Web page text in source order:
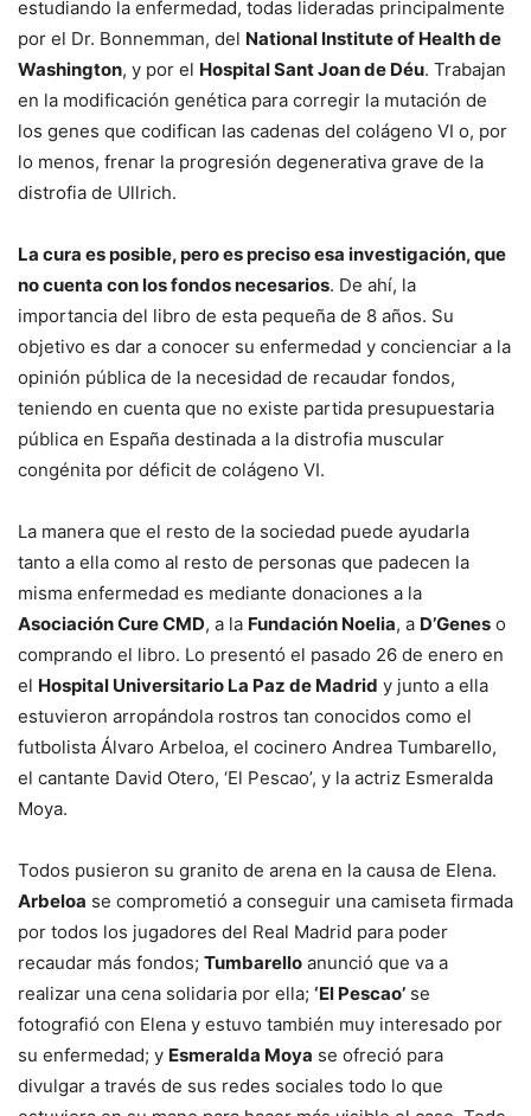
estudiando la enfermedad, todas lideradas principalmente
por el Dr. Bonnemman, del National Institute of Health de
Washington, y por el Hospital Sant Joan de Déu. Trabajan
en la modificación genética para corregir la mutación de
los genes que codifican las cadenas del colágeno VI o, por
lo menos, frenar la progresión degenerativa grave de la
distrofia de Ullrich.
La cura es posible, pero es preciso esa investigación, que
no cuenta con los fondos necesarios. De ahí, la
importancia del libro de esta pequeña de 8 años. Su
objetivo es dar a conocer su enfermedad y concienciar a la
opinión pública de la necesidad de recaudar fondos,
teniendo en cuenta que no existe partida presupuestaria
pública en España destinada a la distrofia muscular
congénita por déficit de colágeno VI.
La manera que el resto de la sociedad puede ayudarla
tanto a ella como al resto de personas que padecen la
misma enfermedad es mediante donaciones a la
Asociación Cure CMD, a la Fundación Noelia, a D’Genes o
comprando el libro. Lo presentó el pasado 26 de enero en
el Hospital Universitario La Paz de Madrid y junto a ella
estuvieron arropándola rostros tan conocidos como el
futbolista Álvaro Arbeloa, el cocinero Andrea Tumbarello,
el cantante David Otero, ‘El Pescao’, y la actriz Esmeralda
Moya.
Todos pusieron su granito de arena en la causa de Elena.
Arbeloa se comprometió a conseguir una camiseta firmada
por todos los jugadores del Real Madrid para poder
recaudar más fondos; Tumbarello anunció que va a
realizar una cena solidaria por ella; ‘El Pescao’ se
fotografió con Elena y estuvo también muy interesado por
su enfermedad; y Esmeralda Moya se ofreció para
divulgar a través de sus redes sociales todo lo que